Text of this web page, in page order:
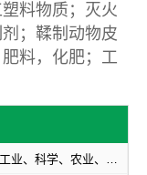
料物质；灭火
；鞣制动物皮
料，化肥；工
用于工业、科学、农业、园艺、林业的工业化工原料